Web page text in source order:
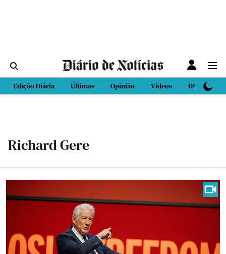
Edição Diária Últimas Opinião Vídeos DN Sport
Richard Gere